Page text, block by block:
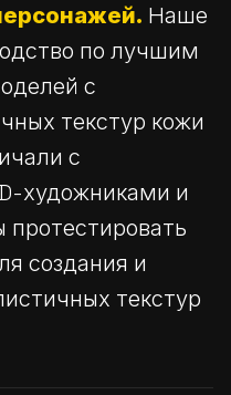
Наше
по лучшим
с
текстур кожи
с
художниками и
протестировать
создания и
текстур